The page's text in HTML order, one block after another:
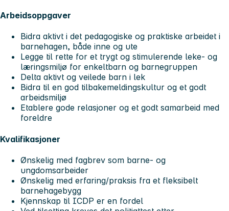
Arbeidsoppgaver
Bidra aktivt i det pedagogiske og praktiske arbeidet i
barnehagen, både inne og ute
Legge til rette for et trygt og stimulerende leke- og
læringsmiljø for enkeltbarn og barnegruppen
Delta aktivt og veilede barn i lek
Bidra til en god tilbakemeldingskultur og et godt
arbeidsmiljø
Etablere gode relasjoner og et godt samarbeid med
foreldre
Kvalifikasjoner
Ønskelig med fagbrev som barne- og
ungdomsarbeider
Ønskelig med erfaring/praksis fra et fleksibelt
barnehagebygg
Kjennskap til ICDP er en fordel